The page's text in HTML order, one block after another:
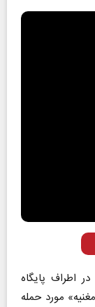
اطراف پایگاه
مورد حمله